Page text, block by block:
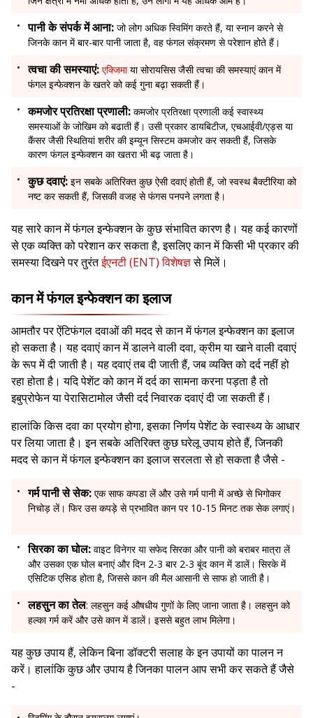
पानी के संपर्क में आना: जो लोग अधिक स्विमिंग करते हैं, या स्नान करने से
जिनके कान में बार-बार पानी जाता है, वह फंगल संक्रमण से परेशान होते हैं।
त्वचा की समस्याएं: एक्जिमाया सोरायसिस जैसी त्वचा की समस्याएं कान में
फंगल इन्फेक्शन के खतरे को कई गुना बढ़ा सकती हैं।
कमजोर प्रतिरक्षा प्रणाली: कमजोर प्रतिरक्षा प्रणाली कई स्वास्थ्य
समस्याओं के जोखिम को बढाती हैं। उसी प्रकार डायबिटीज, एचआईवी/एड्स या
कैंसर जैसी स्थितियां शरीर की इम्यून सिस्टम कमजोर कर सकती हैं, जिसके
कारण फंगल इन्फेक्शन का खतरा भी बढ़ जाता है।
कुछ दवाएं: इन सबके अतिरिक्त कुछ ऐसी दवाएं होती हैं, जो स्वस्थ बैक्टीरिया को
नष्ट कर सकती हैं, जिसकी वजह से फंगस पनपने लगता है।
यह सारे कान में फंगल इन्फेक्शन के कुछ संभावित कारण है। यह कई कारणों
से एक व्यक्ति को परेशान कर सकता है, इसलिए कान में किसी भी प्रकार की
समस्या दिखने पर तुरंतईएनटी (ENT) विशेषज्ञसे मिलें।
कान में फंगल इन्फेक्शन का इलाज
आमतौर पर ऐंटिफंगल दवाओं की मदद से कान में फंगल इन्फेक्शन का इलाज
हो सकता है। यह दवाएं कान में डालने वाली दवा, क्रीम या खाने वाली दवाएं
के रूप में दी जाती है। यह दवाएं तब दी जाती हैं, जब व्यक्ति को दर्द नहीं हो
रहा होता है। यदि पेशेंट को कान में दर्द का सामना करना पड़ता है तो
इबुप्रोफेन या पेरासिटामोल जैसी दर्द निवारक दवाएं दी जा सकती हैं।
हालांकि किस दवा का प्रयोग होगा, इसका निर्णय पेशेंट के स्वास्थ्य के आधार
पर लिया जाता है। इन सबके अतिरिक्त कुछ घरेलू उपाय होते हैं, जिनकी
मदद से कान में फंगल इन्फेक्शन का इलाज सरलता से हो सकता है जैसे -
गर्म पानी से सेक: एक साफ कपडा लें और उसे गर्म पानी में अच्छे से भिगोकर
निचोड़ लें। फिर उस कपड़े से प्रभावित कान पर 10-15 मिनट तक सेक लगाएं।
सिरका का घोल: वाइट विनेगर या सफेद सिरका और पानी को बराबर मात्रा लें
और उसका एक घोल बनाएं और दिन 2-3 बार 2-3 बूंद कान में डालें। सिरके में
एसिटिक एसिड होता है, जिससे कान की मैल आसानी से साफ हो जाती है।
लहसुन का तेल: लहसुन कई औषधीय गुणों के लिए जाना जाता है। लहसुन को
हल्का गर्म करें और उसे कान में डालें। इससे बहुत लाभ मिलेगा।
यह कुछ उपाय हैं, लेकिन बिना डॉक्टरी सलाह के इन उपायों का पालन न
करें। हालांकि कुछ और उपाय है जिनका पालन आप सभी कर सकते हैं जैसे
-